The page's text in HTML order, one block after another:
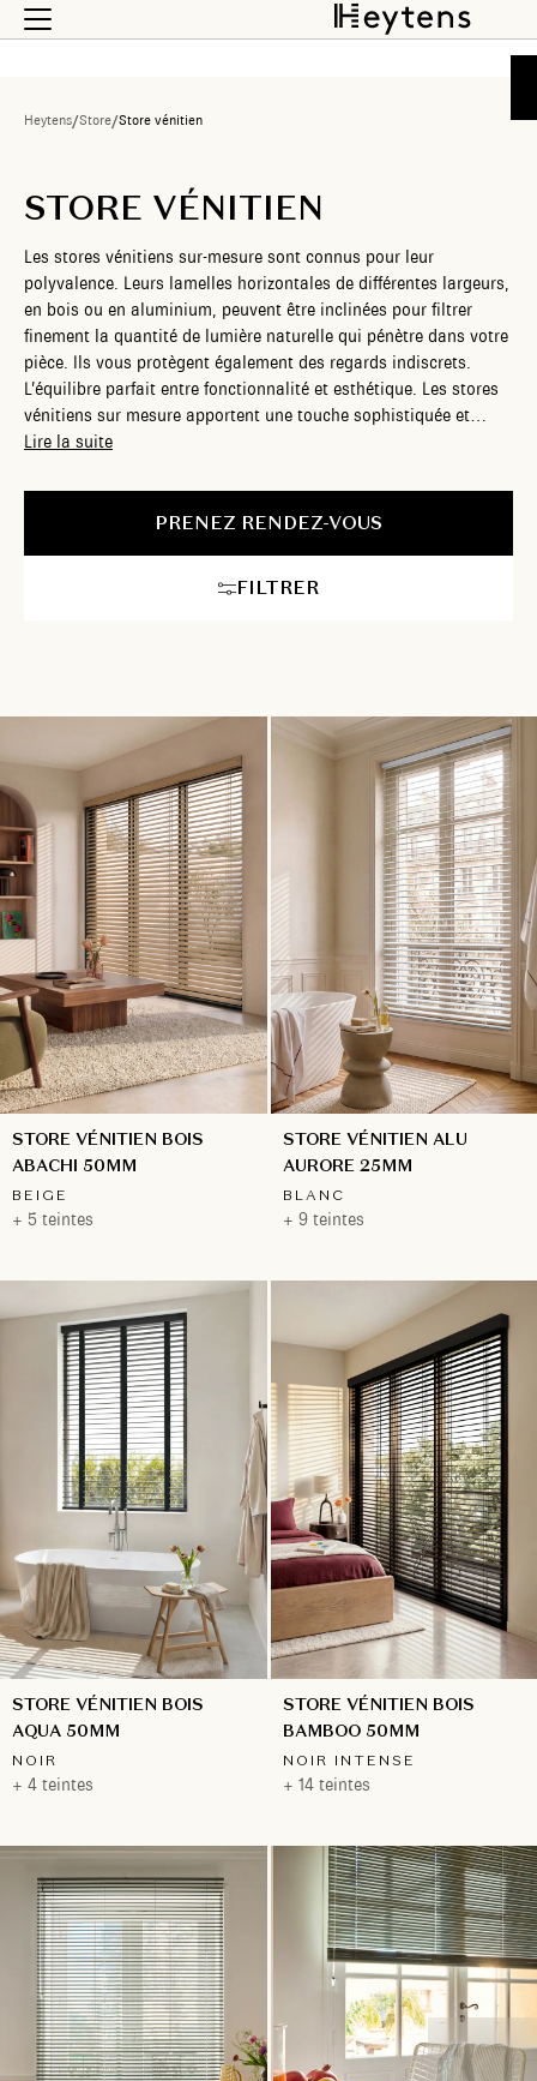
Heytens/Store/Store vénitien
STORE VÉNITIEN
Les stores vénitiens sur-mesure sont connus pour leur
polyvalence. Leurs lamelles horizontales de différentes largeurs,
en bois ou en aluminium, peuvent être inclinées pour filtrer
finement la quantité de lumière naturelle qui pénètre dans votre
pièce. Ils vous protègent également des regards indiscrets.
L’équilibre parfait entre fonctionnalité et esthétique. Les stores
vénitiens sur mesure apportent une touche sophistiquée et
contemporaine à votre intérieur, tout en offrant une solution
proposons des stores vénitiens personnalisés, en différentes
matières, finitions et largeurs, qui s’harmonisent parfaitement
assurant une ambiance à la fois moderne et confortable dans
Lire la suite
PRENEZ RENDEZ-VOUS
FILTRER
STORE VÉNITIEN BOIS
ABACHI 50MM
BEIGE
+ 5 teintes
STORE VÉNITIEN ALU
AURORE 25MM
BLANC
+ 9 teintes
STORE VÉNITIEN BOIS
AQUA 50MM
NOIR
+ 4 teintes
STORE VÉNITIEN BOIS
BAMBOO 50MM
NOIR INTENSE
+ 14 teintes